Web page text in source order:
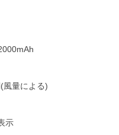
風量による)
示